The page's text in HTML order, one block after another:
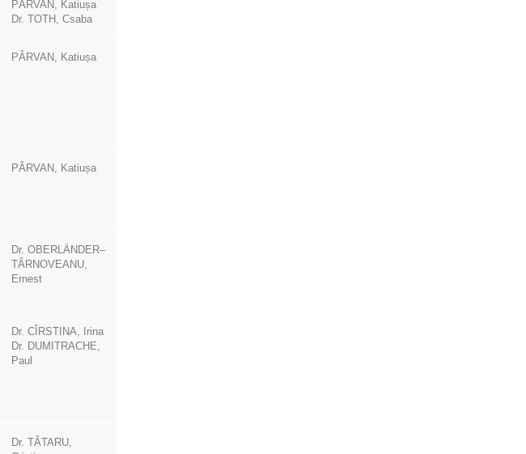
PÂRVAN, Katiușa
Dr. TOTH, Csaba
PÂRVAN, Katiușa
PÂRVAN, Katiușa
Dr. OBERLÄNDER–
TÂRNOVEANU,
Ernest
Dr. CÎRSTINA, Irina
Dr. DUMITRACHE,
Paul
Dr. TĂTARU,